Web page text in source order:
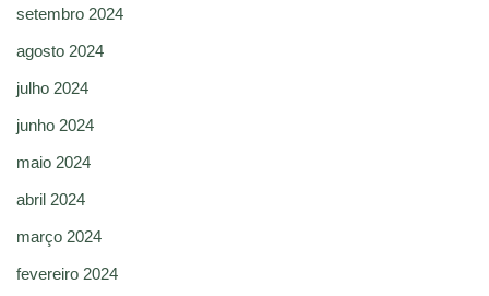
setembro 2024
agosto 2024
julho 2024
junho 2024
maio 2024
abril 2024
março 2024
fevereiro 2024